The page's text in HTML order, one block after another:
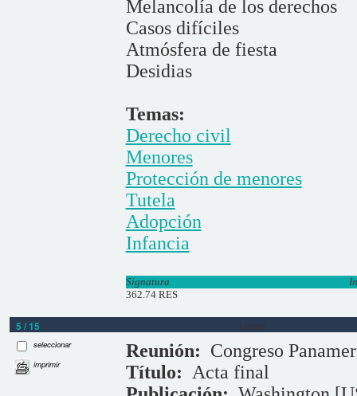
Melancolía de los derechos
Casos difíciles
Atmósfera de fiesta
Desidias
Temas:
Derecho civil
Menores
Protección de menores
Tutela
Adopción
Infancia
Signatura
362.74 RES
5 / 15 Libros
seleccionar
imprimir
Reunión: Congreso
Título: Acta final